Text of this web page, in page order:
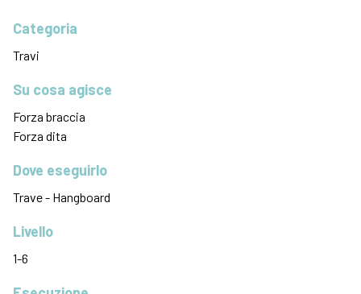
Categoria
Travi
Su cosa agisce
Forza braccia
Forza dita
Dove eseguirlo
Trave - Hangboard
Livello
1-6